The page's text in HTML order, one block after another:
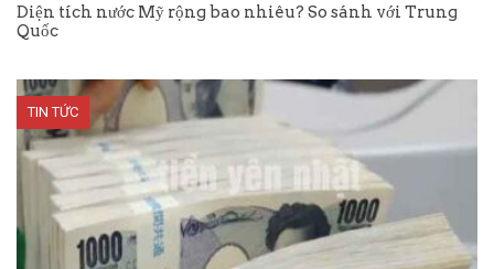
Diện tích nước Mỹ rộng bao nhiêu? So sánh với Trung
Quốc
TIN TỨC